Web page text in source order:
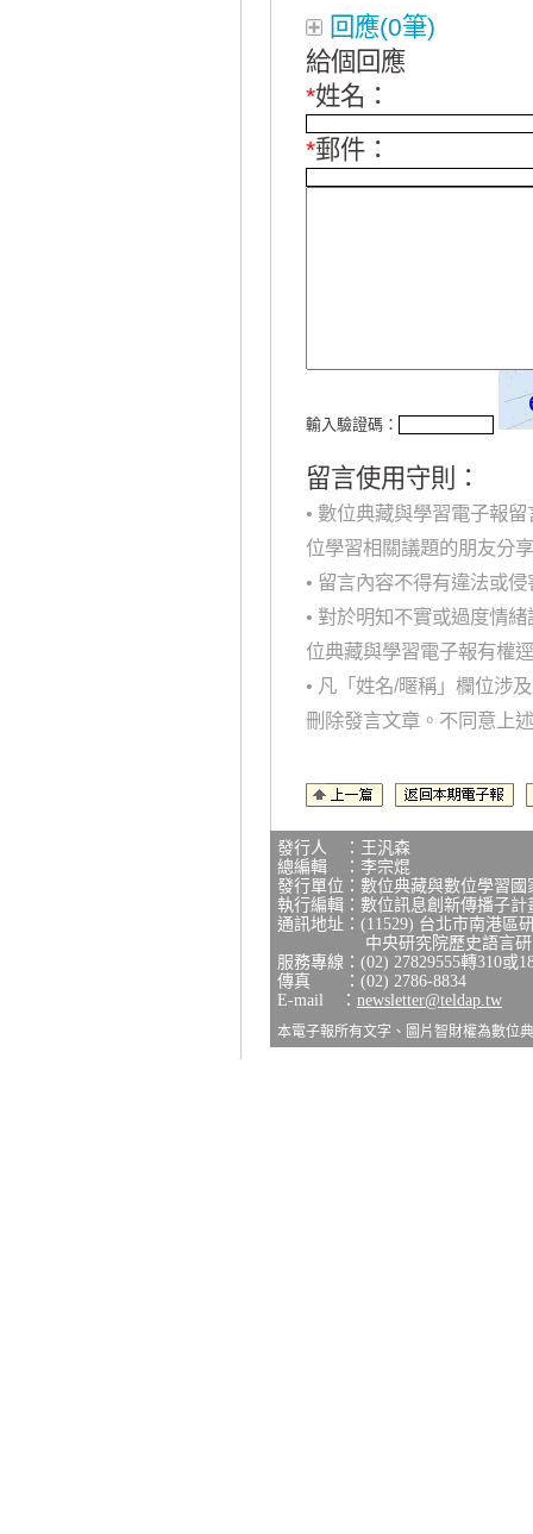
回應(0筆)
給個回應
*姓名：
*郵件：
輸入驗證碼：
留言使用守則：
• 數位典藏與學習電子報
位學習相關議題的朋友分
• 留言內容不得有違法或
• 對於明知不實或過度情
位典藏與學習電子報有權
• 凡「姓名/暱稱」欄位涉
刪除發言文章。不同意上
發行人 ：王汎森
總編輯 ：李宗焜
發行單位：數位典藏與數位學習
執行編輯：數位訊息創新傳播子計
通訊地址：(11529) 台北市南港區
中央研究院歷史語言研究
服務專線：(02) 27829555轉310或
傳真 ：(02) 2786-8834
E-mail ： newsletter@teldap.tw
本電子報所有文字、圖片智財權為數位